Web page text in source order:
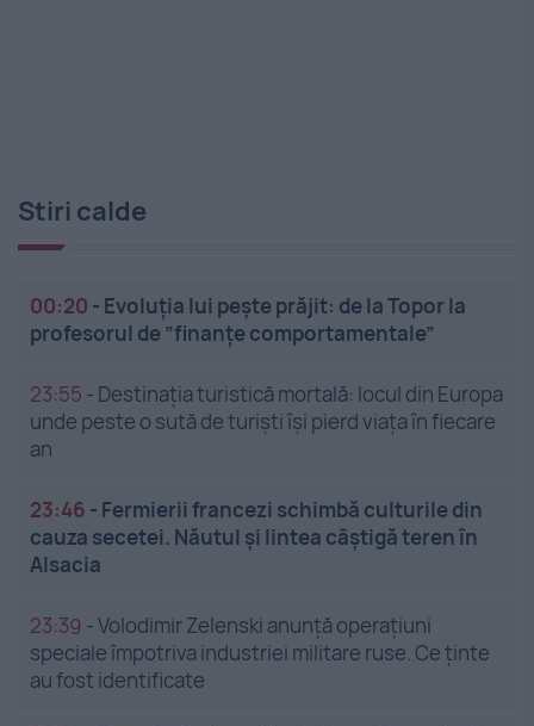
Stiri calde
00:20 - Evoluția lui pește prăjit: de la Topor la
profesorul de ”finanțe comportamentale”
23:55 - Destinația turistică mortală: locul din Europa
unde peste o sută de turiști își pierd viața în fiecare
an
23:46 - Fermierii francezi schimbă culturile din
cauza secetei. Năutul și lintea câștigă teren în
Alsacia
23:39 -Volodimir Zelenski anunță operațiuni
speciale împotriva industriei militare ruse. Ce ținte
au fost identificate